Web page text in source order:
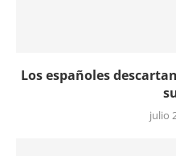
Los españoles
julio